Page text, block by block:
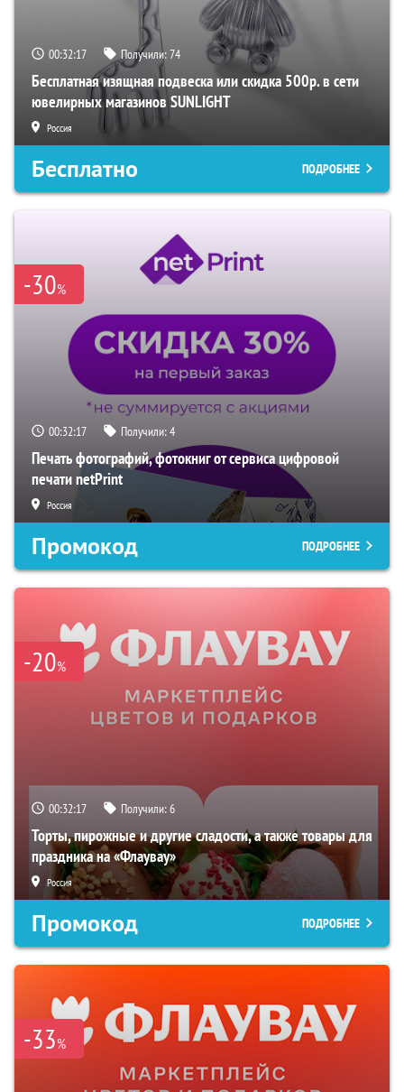
00:32:16 Получили:74
Бесплатная изящная подвеска или скидка 500р. в сети
ювелирных магазинов SUNLIGHT
Россия
Бесплатно ПОДРОБНЕЕ
-30%
00:32:16 Получили:4
Печать фотографий, фотокниг от сервиса цифровой
печати netPrint
Россия
Промокод ПОДРОБНЕЕ
-20%
00:32:16 Получили:6
Торты, пирожные и другие сладости, а также товары для
праздника на «Флаувау»
Россия
Промокод ПОДРОБНЕЕ
-33%